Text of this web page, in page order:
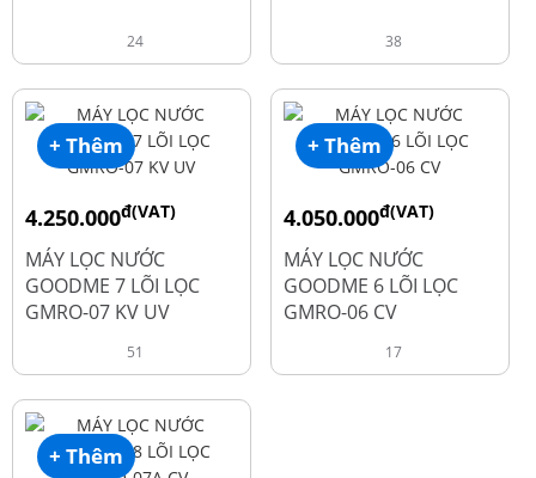
24 38
+ Thêm
4.250.000đ(VAT)
6.050.000
MÁY LỌC NƯỚC
GOODME 7 LÕI LỌC
GMRO-07 KV UV
51
+ Thêm
4.050.000đ(VAT)
5.250.000
MÁY LỌC NƯỚC
GOODME 6 LÕI LỌC
GMRO-06 CV
17
+ Thêm